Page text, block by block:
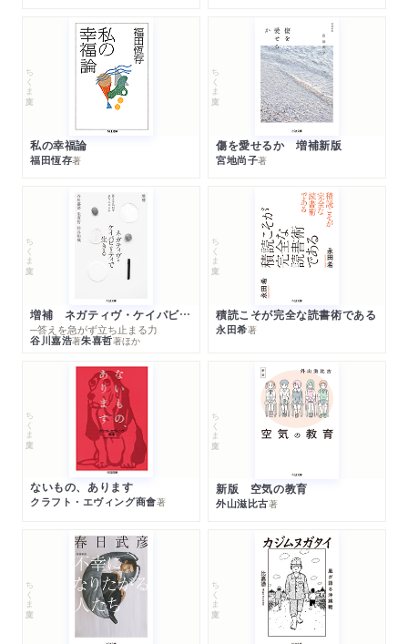
ちくま文庫
私の幸福論
福田恆存著
ちくま文庫
傷を愛せるか 増補新版
宮地尚子著
ちくま文庫
増補 ネガティヴ・ケイパビリティで生きる
─答えを急がず立ち止まる力
谷川嘉浩著朱喜哲著ほか
ちくま文庫
積読こそが完全な読書術である
永田希著
ちくま文庫
ないもの、あります
クラフト・エヴィング商會著
ちくま文庫
新版 空気の教育
外山滋比古著
ちくま文庫 ちくま文庫